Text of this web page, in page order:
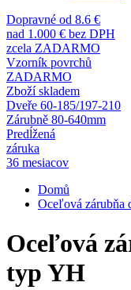
Dopravné od 8.6 €
nad 1.000 € bez DPH
zcela ZADARMO
Vzorník povrchů
ZADARMO
Zboží skladem
Dveře 60-185/197-210
Zárubně 80-640mm
Predĺžená
záruka
36 mesiacov
Domů
Oceľová zárubňa
Oceľová
typ YH